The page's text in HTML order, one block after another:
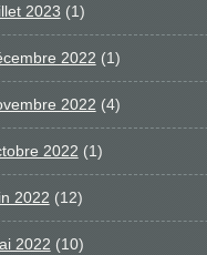
2023 (1)
2022 (1)
2022 (4)
2022 (1)
2022 (12)
2022 (10)